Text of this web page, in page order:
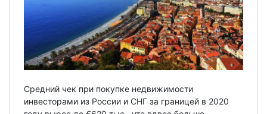
Средний чек при покупке недвижимости
инвесторами из России и СНГ за границей в 2020